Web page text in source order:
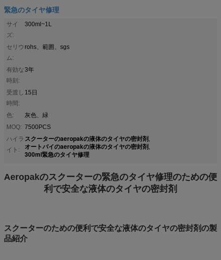
緊急のタイヤ修理
サイ
ズ:
300ml~1L
セリウ
ム:
rohs、範囲、sgs
有効な
時刻:
3年
受渡し
時間:
15日
色:
灰色、緑
MOQ: 7500PCS
ハイラ
イト:
スクーターのaeropakの液体のタイヤの密封剤,
オートバイのaeropakの液体のタイヤの密封剤,
300ml緊急のタイヤ修理
Aeropakのスクーターの緊急のタイヤ修理のための便
利で安全な液体のタイヤの密封剤
スクーターのための便利で安全な液体のタイヤの密封剤の製
品紹介